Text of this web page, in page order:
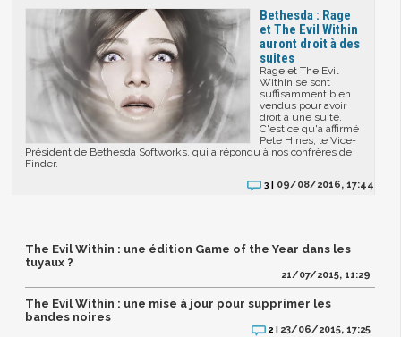
Bethesda : Rage
et The Evil Within
auront droit à des
suites
Rage et The Evil
Within se sont
suffisamment bien
vendus pour avoir
droit à une suite.
C'est ce qu'a affirmé
Pete Hines, le Vice-
Président de Bethesda Softworks, qui a répondu à nos confrères de
Finder.
3 | 09/08/2016, 17:44
The Evil Within : une édition Game of the Year dans les
tuyaux ?
21/07/2015, 11:29
The Evil Within : une mise à jour pour supprimer les
bandes noires
2 | 23/06/2015, 17:25